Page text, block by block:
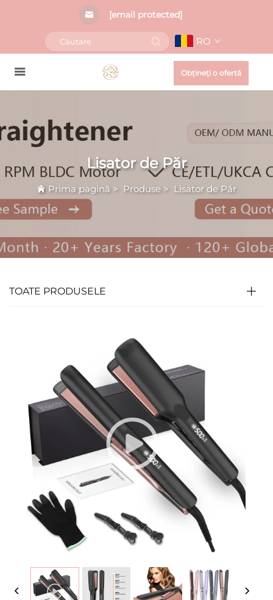
[email protected]
RO
Obțineți o ofertă
Lisator de Păr
Prima pagină > Produse > Lisator de Păr
TOATE PRODUSELE